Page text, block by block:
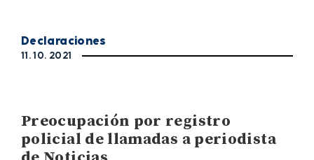
Declaraciones
11. 10. 2021
Preocupación por registro
policial de llamadas a periodista